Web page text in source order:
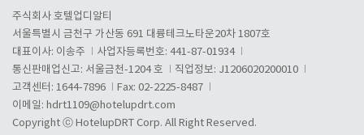
주식회사 호텔업디알티
서울특별시 금천구 가산동 691 대륭테크노타운20차 1807호
대표이사: 이송주
사업자등록번호: 441-87-01934
통신판매업신고: 서울금천-1204 호
직업정보: J1206020200010
고객센터: 1644-7896
Fax: 02-2225-8487
이메일: hdrt1109@hotelupdrt.com
Copyright ⓒ HotelupDRT Corp. All Right Reserved.